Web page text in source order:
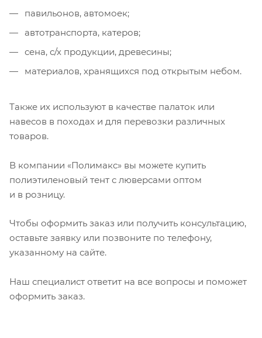
павильонов, автомоек;
автотранспорта, катеров;
сена, с/х продукции, древесины;
материалов, хранящихся под открытым небом.
Также их используют в качестве палаток или
навесов в походах и для перевозки различных
товаров.
В компании «Полимакс» вы можете купить
полиэтиленовый тент с люверсами оптом
и в розницу.
Чтобы оформить заказ или получить консультацию,
оставьте заявку или позвоните по телефону,
указанному на сайте.
Наш специалист ответит на все вопросы и поможет
оформить заказ.